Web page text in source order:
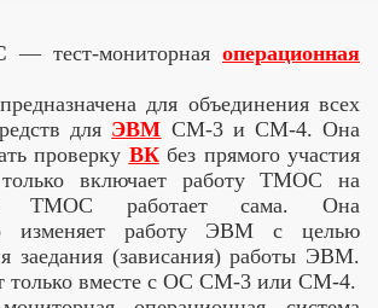
— тест-мониторная операционная
для объединения всех
для ЭВМ СМ-3 и СМ-4. Она
проверку ВКбез прямого участия
включает работу ТМОС на
ТМОС работает сама. Она
изменяет работу ЭВМ с целью
заедания (зависания) работы ЭВМ.
только вместе с ОС СМ-3 или СМ-4.